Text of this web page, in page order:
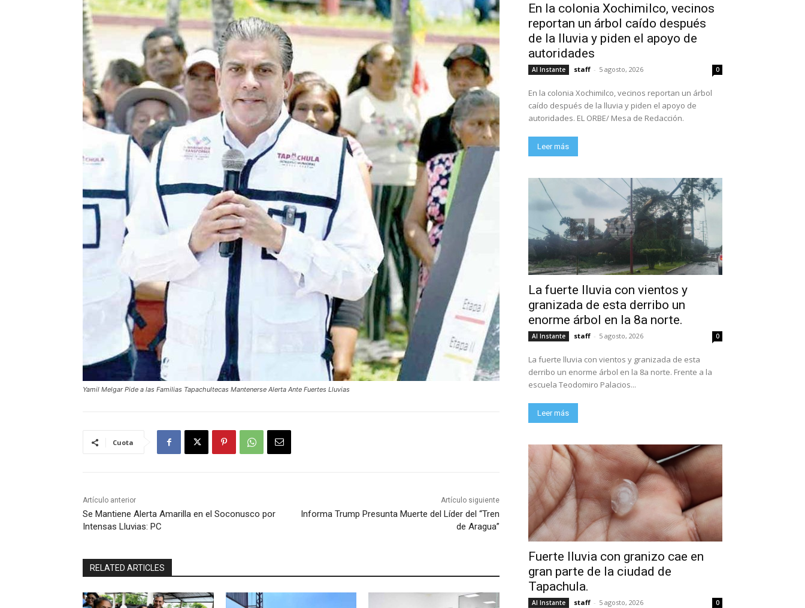
Yamil Melgar Pide a las Familias Tapachultecas Mantenerse Alerta Ante Fuertes Lluvias
Cuota
Artículo anterior
Se Mantiene Alerta Amarilla en el Soconusco por
Intensas Lluvias: PC
Artículo siguiente
Informa Trump Presunta Muerte del Líder del “Tren
de Aragua”
RELATED ARTICLES
En la colonia Xochimilco, vecinos
reportan un árbol caído después
de la lluvia y piden el apoyo de
autoridades
Al Instante staff - 5 agosto, 2026 0
En la colonia Xochimilco, vecinos reportan un árbol
caído después de la lluvia y piden el apoyo de
autoridades. EL ORBE/ Mesa de Redacción.
Leer más
La fuerte lluvia con vientos y
granizada de esta derribo un
enorme árbol en la 8a norte.
Al Instante staff - 5 agosto, 2026 0
La fuerte lluvia con vientos y granizada de esta
derribo un enorme árbol en la 8a norte. Frente a la
escuela Teodomiro Palacios...
Leer más
Fuerte lluvia con granizo cae en
gran parte de la ciudad de
Tapachula.
Al Instante staff - 5 agosto, 2026 0